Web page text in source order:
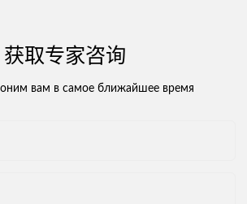
获取专家咨询
вам в самое ближайшее время